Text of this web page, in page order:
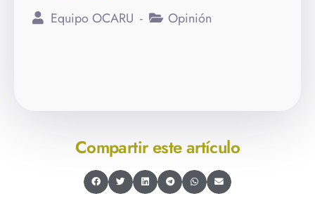
Equipo OCARU Opinión
Compartir este artículo